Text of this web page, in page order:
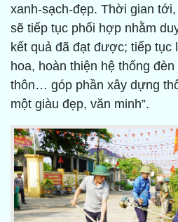
xanh-sạch-đẹp. Thời gian
sẽ tiếp tục phối hợp nhằm
kết quả đã đạt được; tiếp tục
hoa, hoàn thiện hệ thống
thôn… góp phần xây dựng
một giàu đẹp, văn minh”.